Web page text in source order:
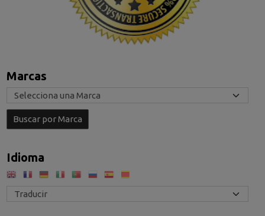
Marcas
Idioma